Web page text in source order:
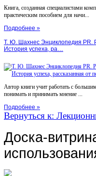
Книга, созданная специалистами
практическим пособием для начи...
Подробнее »
Т. Ю. Шахнес Энциклопедия PR.
История успеха, ра…
Автор книги учит работать с
понимать и принимать мнение ...
Подробнее »
Вернуться к:
Доска-